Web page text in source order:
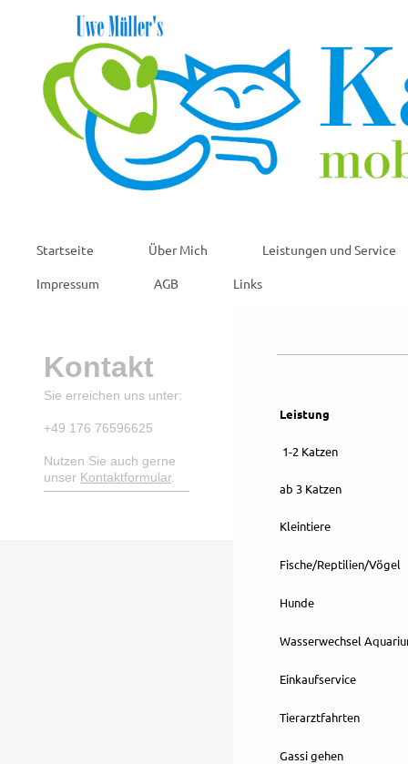
Startseite Über Mich Leistungen und Service
Impressum AGB Links
Leistung
1-2 Katzen
ab 3 Katzen
Kleintiere
Fische/Reptilien/Vögel
Hunde
Wasserwechsel
Einkaufservice
Tierarztfahrten
Gassi gehen
Kontakt
Sie erreichen uns unter:
+49 176 76596625
Nutzen Sie auch gerne
unser Kontaktformular.